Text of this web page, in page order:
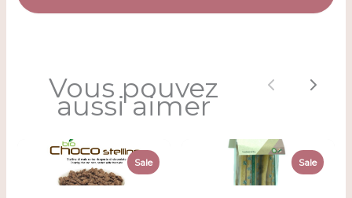
Vous pouvez
aussi aimer Previous
Next
Sale Sale